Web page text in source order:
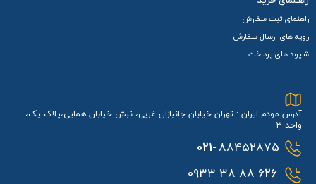
راهنمای ثبت سفارش
رویه های ارسال سفارش
شیوه های پرداخت
آدرس مودم ایران : تهران خیابان جانبازان غربی، نبش خیابان همایی،پلاک یک،
واحد 3
021-88452875
626
88 38 0933